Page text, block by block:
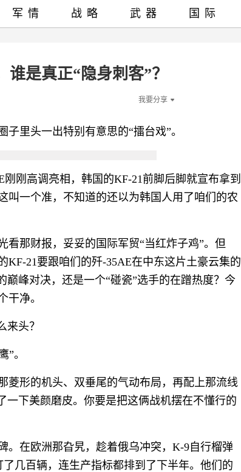
是真正“隐身刺客”？
我要分享
里头一出特别有意思的“擂台戏”。
刚高调亮相，韩国的KF-21前脚后脚就宣布拿到
叫一个准，不知道的还以为韩国人用了咱们的农
看那财报，妥妥的国际军贸“当红炸子鸡”。但
21要跟咱们的歼-35AE在中东这片土豪云集的
峰对决，还是一个“碰瓷”选手的在蹭热度？今
干净。
来头？
”。
菱形的机头、双垂尾的气动布局，再配上那流线
一下美颜磨皮。你要是把这俩战机摆在不懂行的
。在欧洲那旮旯，趁着俄乌冲突，K-9自行榴弹
几百辆，连生产指标都排到了下半年。他们的
军情 战略 武器 国际